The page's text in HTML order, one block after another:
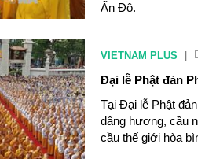
Ấn Độ.
VIETNAM PLUS
Đại lễ Phật đản
Tại Đại lễ Phật
dâng hương, cầu
cầu thế giới hòa